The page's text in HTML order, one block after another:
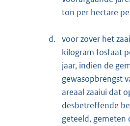
ton per hectare
d. voor zover het
kilogram fosfaat
jaar, indien de
gewasopbrengst
areaal zaaiui dat
desbetreffende
geteeld, gemeten